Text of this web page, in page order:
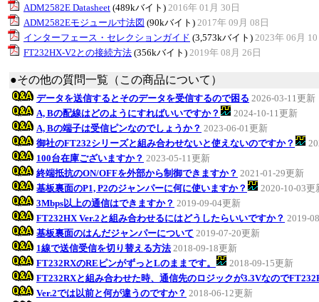
ADM2582E Datasheet (489kバイト) 2016年 01月 30日
ADM2582Eモジュール寸法図 (90kバイト) 2017年 09月 08日
インターフェース・セレクションガイド (3,573kバイト) 2023年 06月
FT232HX-V2との接続方法 (356kバイト) 2019年 08月 26日
●その他の質問一覧（この商品について）
データを送信するとそのデータを受信するので困る 2026-03-11更新
A, Bの配線はどのようにすればいいですか？
2024-10-11更新
A, Bの端子は受信ピンなのでしょうか？ 2023-06-01更新
御社のFT232シリーズと組み合わせないと使えないのですか？
100台在庫ございますか？ 2023-05-11更新
終端抵抗のON/OFFを外部から制御できますか？ 2021-01-29更新
基板裏面のP1, P2のジャンパーに何に使いますか？
2020-10-03更
3Mbps以上の通信はできますか？ 2019-09-04更新
FT232HX Ver.2と組み合わせるにはどうしたらいいですか？ 2019-
基板裏面のはんだジャンパーについて 2019-07-20更新
1線で送信受信を切り替える方法 2018-09-18更新
FT232RXのREピンがずっとLのままです。
2018-09-15更新
FT232RXと組み合わせた時、通信先のロジックが3.3Vなので
Ver.2では以前と何が違うのですか？ 2018-06-12更新